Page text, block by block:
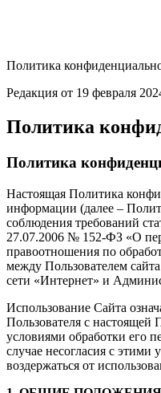
Политика
Редакция от 19 февраля
Политика
Политика
Настоящая Политика
информации (далее –
соблюдения требований
27.07.2006 № 152-ФЗ «О
правоотношения по
между Пользователем
сети «Интернет» и
Использование Сайта
Пользователя с
условиями обработки его
случае несогласия с этими
воздержаться от